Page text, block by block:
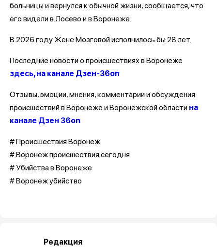
больницы и вернулся к обычной жизни, сообщается, что
его видели в Лосево и в Воронеже.
В 2026 году Жене Мозговой исполнилось бы 28 лет.
Последние новости о происшествиях в Воронеже
здесь, на канале Дзен-36on
Отзывы, эмоции, мнения, комментарии и обсуждения
происшествий в Воронеже и Воронежской области на
канале Дзен 36on
# Происшествия Воронеж
# Воронеж происшествия сегодня
# Убийства в Воронеже
# Воронеж убийство
Редакция